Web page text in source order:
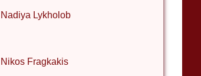
Nadiya Lykholob
Nikos Fragkakis